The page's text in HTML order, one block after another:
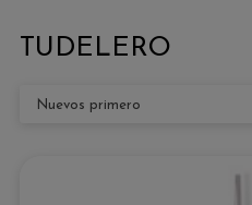
TUDELERO
Nuevos primero